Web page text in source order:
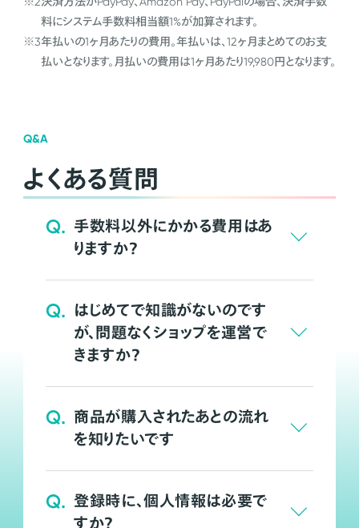
料にシステム手数料相当額1%が加算されます。
※3年払いの1ヶ月あたりの費用。年払いは、12ヶ月まとめてのお支
払いとなります。月払いの費用は1ヶ月あたり19,980円となります。
Q&A
よくある質問
Q. 手数料以外にかかる費用はあ
りますか？
Q. はじめてで知識がないのです
が、問題なくショップを運営で
きますか？
Q. 商品が購入されたあとの流れ
を知りたいです
Q. 登録時に、個人情報は必要で
すか？